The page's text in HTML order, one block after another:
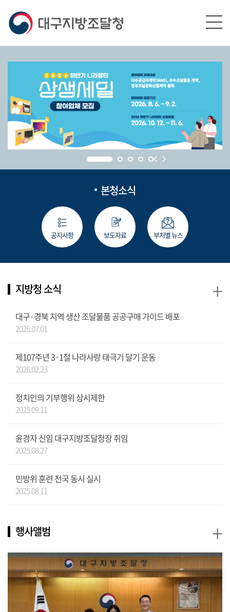
본청소식
공지사항 보도자료 부처별 뉴스
지방청 소식
대구·경북 지역 생산 조달물품 공공구매 가이드 배포
2026.07.01
제107주년 3·1절 나라사랑 태극기 달기 운동
2026.02.23
정치인의 기부행위 상시제한
2025.09.11
윤경자 신임 대구지방조달청장 취임
2025.08.27
민방위 훈련 전국 동시 실시
2025.08.11
+
행사앨범 +